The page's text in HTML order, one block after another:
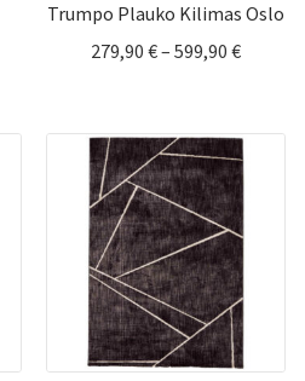
Trumpo Plauko Kilimas Oslo
279,90 €– 599,90 €Price
599,90 €